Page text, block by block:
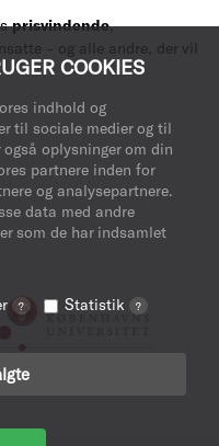
COOKIES
indhold og
til sociale medier og til
oplysninger om din
partnere inden for
og analysepartnere.
data med andre
som de har indsamlet
? Statistik ?
prisvindende,
– og alle andre, der vil